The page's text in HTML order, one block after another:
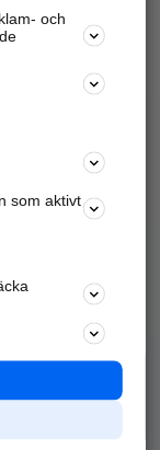
mm.
mot
nära dig.
och
som aktivt